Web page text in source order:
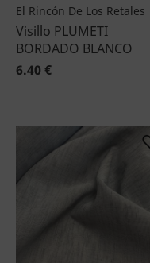
El Rincón De Los Retales
Visillo PLUMETI
BORDADO BLANCO
6.40 €